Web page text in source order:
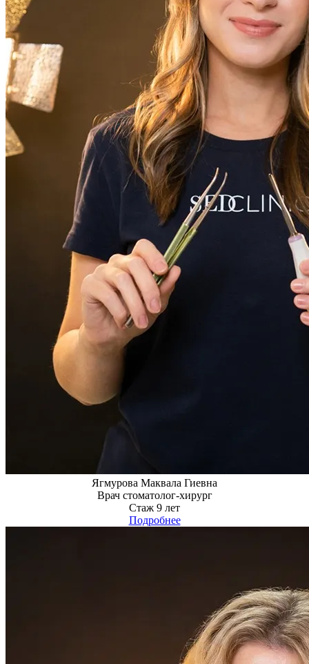
Ягмурова Маквала Гиевна
Врач стоматолог-хирург
Стаж 9 лет
Подробнее